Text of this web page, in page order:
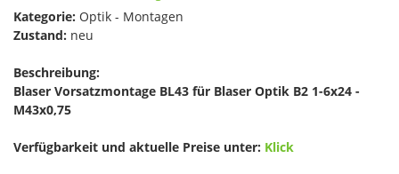
Kategorie: Optik - Montagen
Zustand: neu
Beschreibung:
Blaser Vorsatzmontage BL43 für Blaser Optik B2 1-6x24 -
M43x0,75
Verfügbarkeit und aktuelle Preise unter: Klick